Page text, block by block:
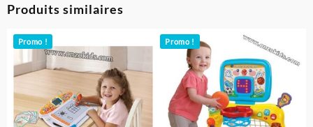
Produits similaires
Promo ! Promo !